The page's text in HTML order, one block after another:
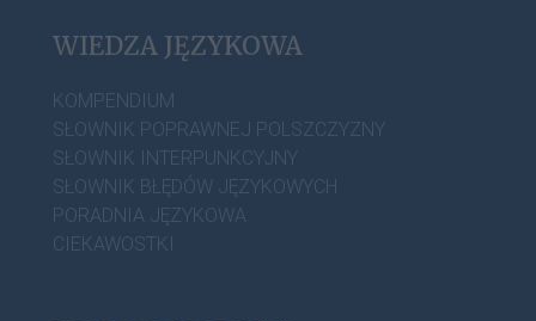
WIEDZA JĘZYKOWA
KOMPENDIUM
SŁOWNIK POPRAWNEJ POLSZCZYZNY
SŁOWNIK INTERPUNKCYJNY
SŁOWNIK BŁĘDÓW JĘZYKOWYCH
PORADNIA JĘZYKOWA
CIEKAWOSTKI